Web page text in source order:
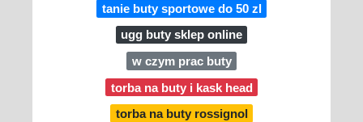
tanie buty sportowe do 50 zl
ugg buty sklep online
w czym prac buty
torba na buty i kask head
torba na buty rossignol